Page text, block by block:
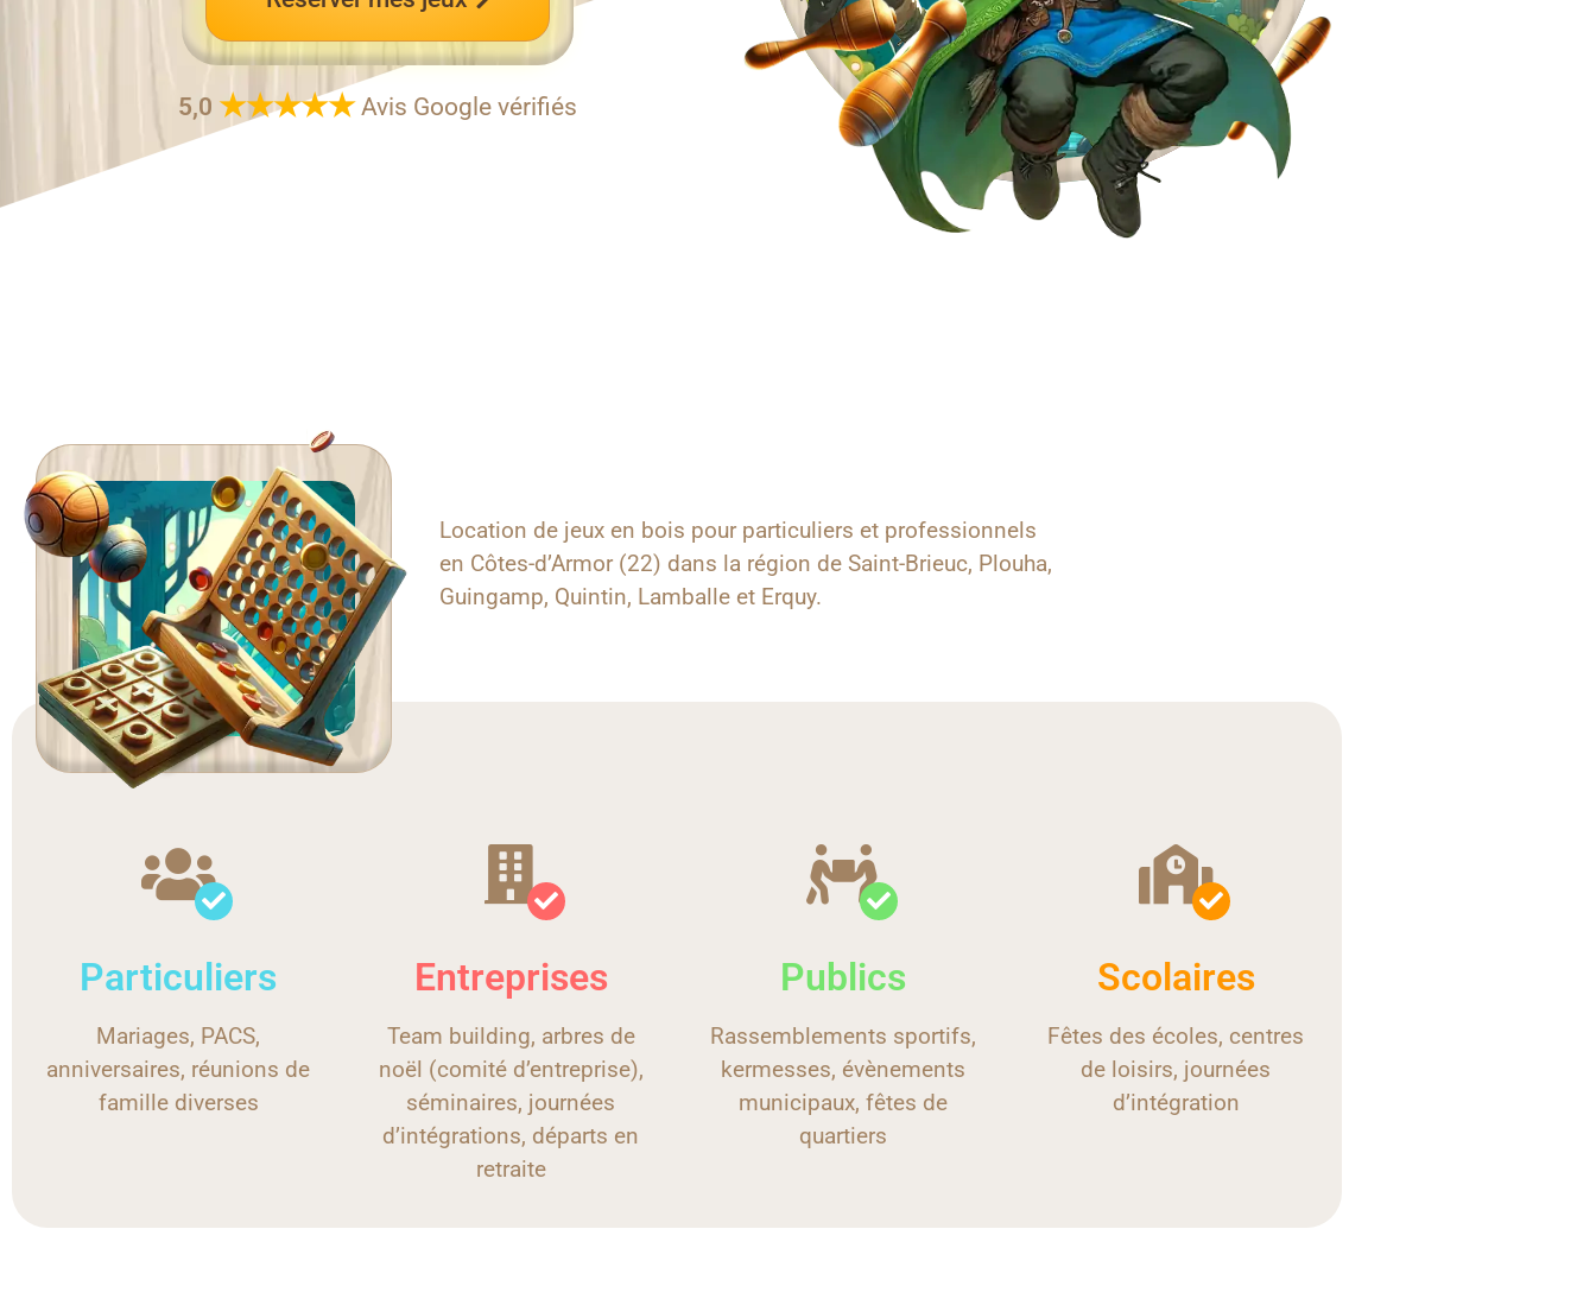
5,0 ★★★★★ Avis Google vérifiés
Location de jeux en bois pour particuliers et professionnels
en Côtes-d’Armor (22) dans la région de Saint-Brieuc, Plouha,
Guingamp, Quintin, Lamballe et Erquy.
Particuliers
Mariages, PACS,
anniversaires, réunions de
famille diverses
Entreprises
Team building, arbres de
noël (comité d’entreprise),
séminaires, journées
d’intégrations, départs en
retraite
Publics
Rassemblements sportifs,
kermesses, évènements
municipaux, fêtes de
quartiers
Scolaires
Fêtes des écoles, centres
de loisirs, journées
d’intégration